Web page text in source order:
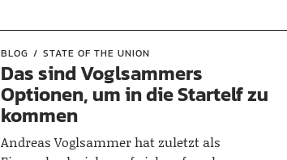
BLOG STATE OF THE UNION
Das sind Voglsammers
Optionen, um in die Startelf zu
kommen
Andreas Voglsammer hat zuletzt als